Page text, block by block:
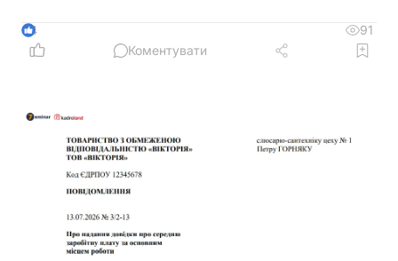
подаватиметься оновлена декларація та які зміни
внесено до її форми
4
91
Коментувати